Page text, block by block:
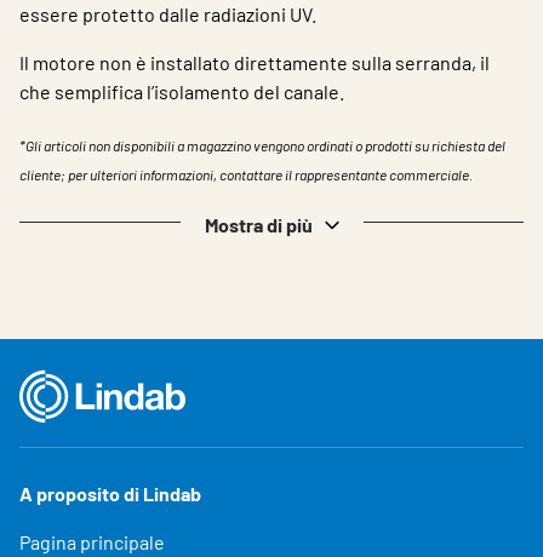
essere protetto dalle radiazioni UV.
Il motore non è installato direttamente sulla serranda, il
che semplifica l’isolamento del canale.
*Gli articoli non disponibili a magazzino vengono ordinati o prodotti su richiesta del
cliente; per ulteriori informazioni, contattare il rappresentante commerciale.
Mostra di più
A proposito di Lindab
Pagina principale